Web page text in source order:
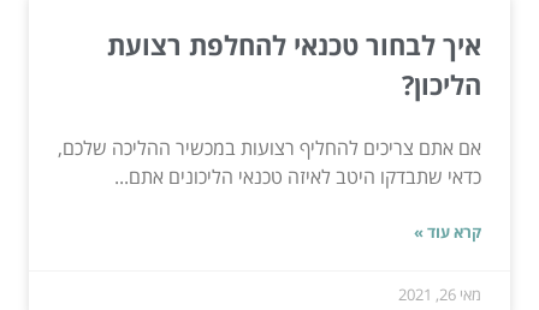
איך לבחור טכנאי להחלפת רצועת
הליכון?
אם אתם צריכים להחליף רצועות במכשיר ההליכה שלכם,
כדאי שתבדקו היטב לאיזה טכנאי הליכונים אתם...
קרא עוד »
מאי 26, 2021